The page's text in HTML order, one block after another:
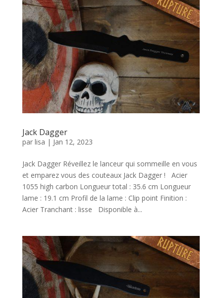
Jack Dagger
par lisa | Jan 12, 2023
Jack Dagger Réveillez le lanceur qui sommeille en vous
et emparez vous des couteaux Jack Dagger ! Acier
1055 high carbon Longueur total : 35.6 cm Longueur
lame : 19.1 cm Profil de la lame : Clip point Finition :
Acier Tranchant : lisse Disponible à...